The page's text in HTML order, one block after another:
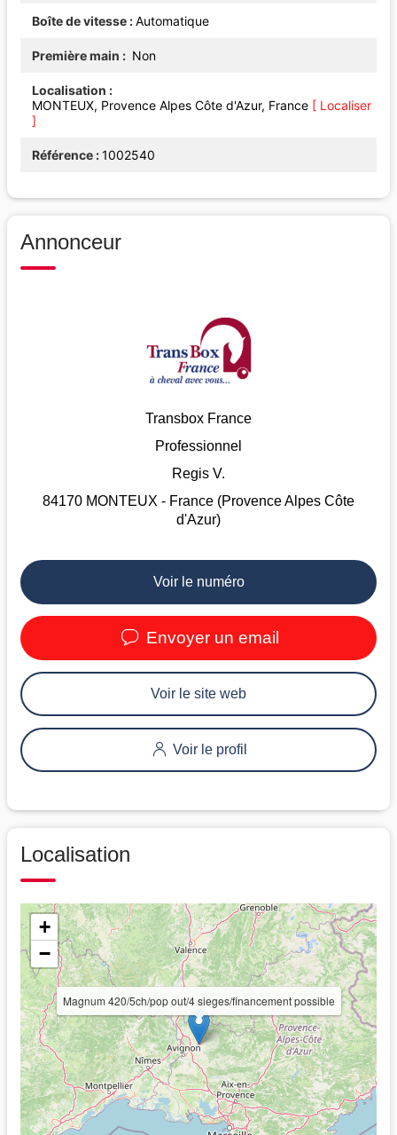
Boîte de vitesse Automatique
Première main Non
Localisation
MONTEUX, Provence Alpes Côte d'Azur, France [ Localiser
]
Référence 1002540
Annonceur
Transbox France
Professionnel
Regis V.
84170 MONTEUX - France (Provence Alpes Côte
d'Azur)
Voir le numéro
Envoyer un email
Voir le site web
Voir le profil
Localisation
Magnum 420/5ch/pop out/4 sieges/financement possible
+
−